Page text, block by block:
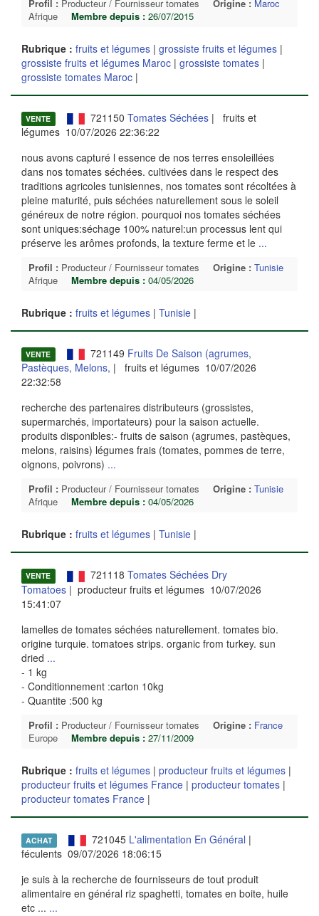
Profil : Producteur / Fournisseur tomates Origine : Maroc
Afrique
Membre depuis : 26/07/2015
Rubrique : fruits et légumes | grossiste fruits et légumes |
grossiste fruits et légumes Maroc | grossiste tomates |
grossiste tomates Maroc |
VENTE 721150 Tomates Séchées| fruits et
légumes 10/07/2026 22:36:22
nous avons capturé l essence de nos terres ensoleillées
dans nos tomates séchées. cultivées dans le respect des
traditions agricoles tunisiennes, nos tomates sont récoltées à
pleine maturité, puis séchées naturellement sous le soleil
généreux de notre région. pourquoi nos tomates séchées
sont uniques:séchage 100% naturel:un processus lent qui
préserve les arômes profonds, la texture ferme et le ...
Profil : Producteur / Fournisseur tomates Origine : Tunisie
Afrique
Membre depuis : 04/05/2026
Rubrique : fruits et légumes | Tunisie |
VENTE 721149 Fruits De Saison (agrumes,
Pastèques, Melons, | fruits et légumes 10/07/2026
22:32:58
recherche des partenaires distributeurs (grossistes,
supermarchés, importateurs) pour la saison actuelle.
produits disponibles:- fruits de saison (agrumes, pastèques,
melons, raisins) légumes frais (tomates, pommes de terre,
oignons, poivrons) ...
Profil : Producteur / Fournisseur tomates Origine : Tunisie
Afrique
Membre depuis : 04/05/2026
Rubrique : fruits et légumes | Tunisie |
VENTE 721118 Tomates Séchées Dry
Tomatoes | producteur fruits et légumes 10/07/2026
15:41:07
lamelles de tomates séchées naturellement. tomates bio.
origine turquie. tomatoes strips. organic from turkey. sun
dried ...
- 1 kg
- Conditionnement :carton 10kg
- Quantite :500 kg
Profil : Producteur / Fournisseur tomates Origine : France
Europe
Membre depuis : 27/11/2009
Rubrique : fruits et légumes | producteur fruits et légumes |
producteur fruits et légumes France | producteur tomates |
producteur tomates France |
ACHAT 721045 L'alimentation En Général |
féculents 09/07/2026 18:06:15
je suis à la recherche de fournisseurs de tout produit
alimentaire en général riz spaghetti, tomates en boite, huile
etc ... ...